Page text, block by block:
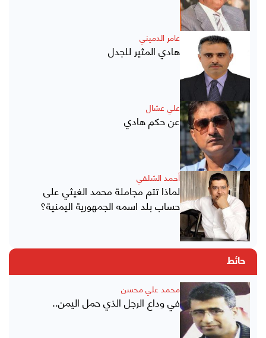
عامر الدميني
هادي المثير للجدل
علي عشال
عن حكم هادي
أحمد الشلفي
لماذا تتم مجاملة محمد الغيثي على
حساب بلد اسمه الجمهورية اليمنية؟
حائط
محمد علي محسن
في وداع الرجل الذي حمل اليمن..